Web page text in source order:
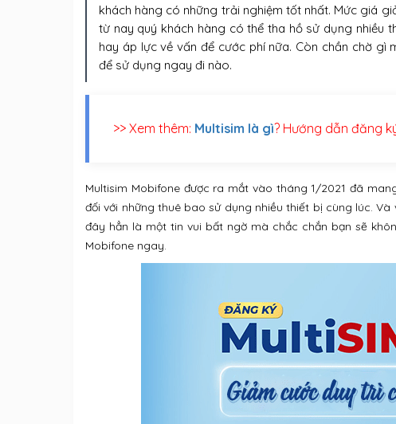
khách hàng có những trải nghiệm tốt nhất. Mức giá
từ nay quý khách hàng có thể tha hồ sử dụng nhiều
hay áp lực về vấn để cước phí nữa. Còn chần chờ
để sử dụng ngay đi nào.
>> Xem thêm: Multisim là gì? Hướng dẫn đăng
Multisim Mobifone được ra mắt vào tháng 1/2021 đã
đối với những thuê bao sử dụng nhiều thiết bị cùng lúc.
đây hẳn là một tin vui bất ngờ mà chắc chắn bạn sẽ
Mobifone ngay.